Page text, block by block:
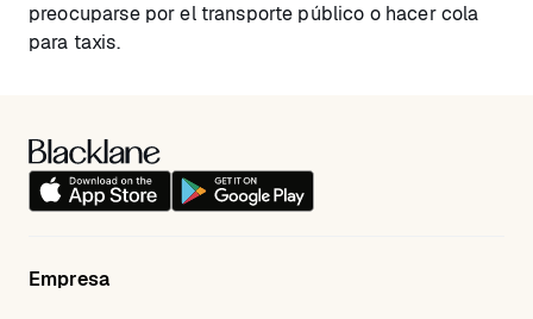
preocuparse por el transporte público o hacer cola
para taxis.
Empresa